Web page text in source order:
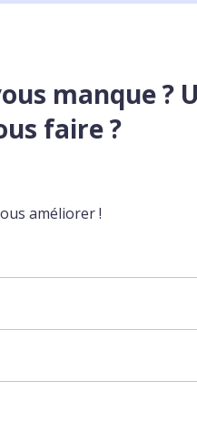
manque ?
faire ?
améliorer !